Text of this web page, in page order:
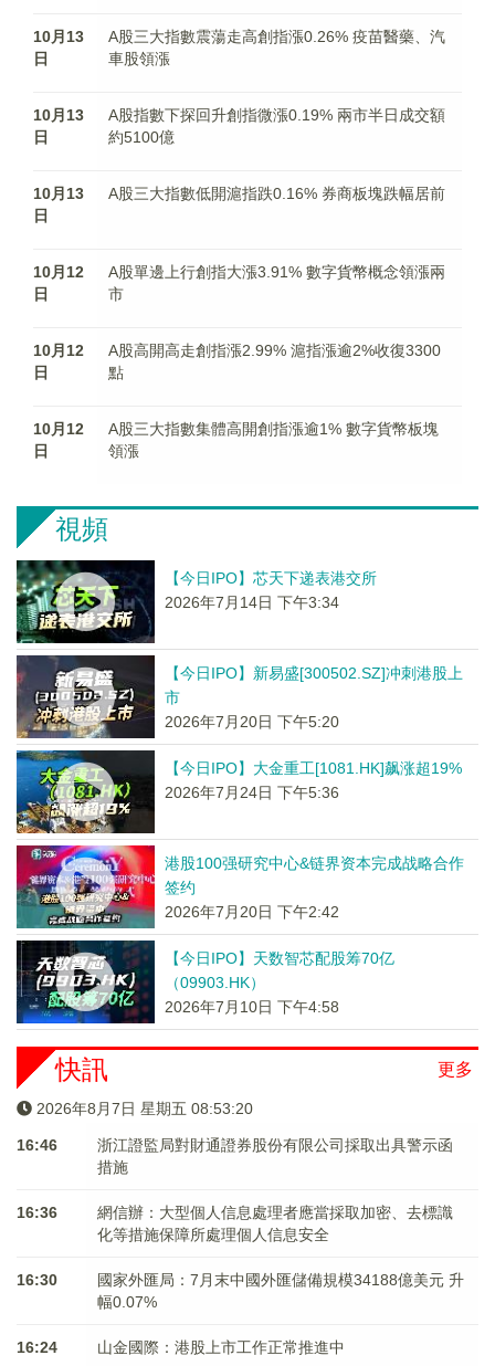
10月13
日
A股三大指數震蕩走高創指漲0.26% 疫苗醫藥、汽
車股領漲
10月13
日
A股指數下探回升創指微漲0.19% 兩市半日成交額
約5100億
10月13
日
A股三大指數低開滬指跌0.16% 券商板塊跌幅居前
10月12
日
A股單邊上行創指大漲3.91% 數字貨幣概念領漲兩
市
10月12
日
A股高開高走創指漲2.99% 滬指漲逾2%收復3300
點
10月12
日
A股三大指數集體高開創指漲逾1% 數字貨幣板塊
領漲
視頻
【今日IPO】芯天下递表港交所
2026年7月14日 下午3:34
【今日IPO】新易盛[300502.SZ]冲刺港股上
市
2026年7月20日 下午5:20
【今日IPO】大金重工[1081.HK]飙涨超19%
2026年7月24日 下午5:36
港股100强研究中心&链界资本完成战略合作
签约
2026年7月20日 下午2:42
【今日IPO】天数智芯配股筹70亿
（09903.HK）
2026年7月10日 下午4:58
更多
快訊
2026年8月7日 星期五 08:53:21
16:46
浙江證監局對財通證券股份有限公司採取出具警示函
措施
16:36
網信辦：大型個人信息處理者應當採取加密、去標識
化等措施保障所處理個人信息安全
16:30
國家外匯局：7月末中國外匯儲備規模34188億美元 升
幅0.07%
16:24 山金國際：港股上市工作正常推進中